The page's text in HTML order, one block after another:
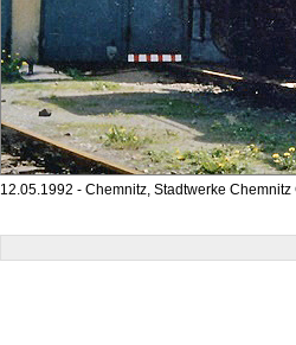
12.05.1992 - Chemnitz, Stadtwerke Chemnitz